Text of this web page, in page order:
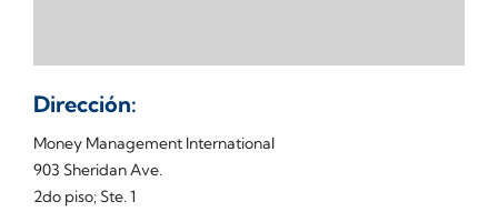
Dirección:
Money Management International
903 Sheridan Ave.
2do piso; Ste. 1